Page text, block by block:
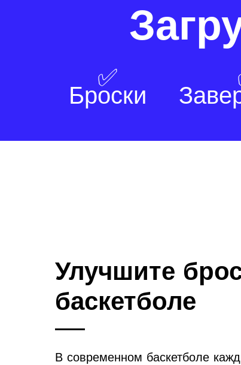
✅
Броски
Улучшите
баскетболе
В современном баскетболе